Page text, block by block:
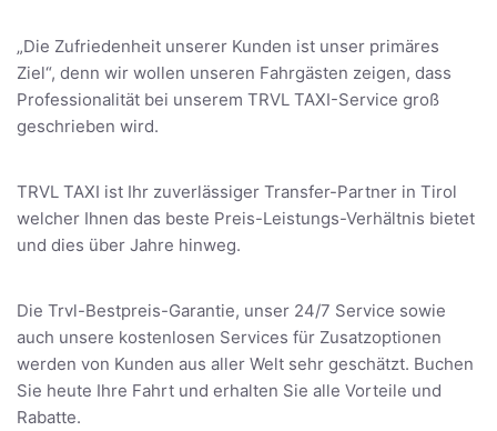
„Die Zufriedenheit unserer Kunden ist unser primäres
Ziel“, denn wir wollen unseren Fahrgästen zeigen, dass
Professionalität bei unserem TRVL TAXI-Service groß
geschrieben wird.
TRVL TAXI ist Ihr zuverlässiger Transfer-Partner in Tirol
welcher Ihnen das beste Preis-Leistungs-Verhältnis bietet
und dies über Jahre hinweg.
Die Trvl-Bestpreis-Garantie, unser 24/7 Service sowie
auch unsere kostenlosen Services für Zusatzoptionen
werden von Kunden aus aller Welt sehr geschätzt. Buchen
Sie heute Ihre Fahrt und erhalten Sie alle Vorteile und
Rabatte.